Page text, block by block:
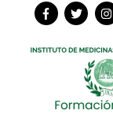
contenido